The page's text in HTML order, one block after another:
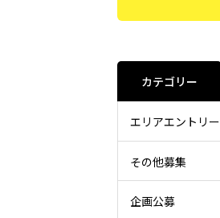
カテゴリー
エリアエントリー
その他募集
企画公募